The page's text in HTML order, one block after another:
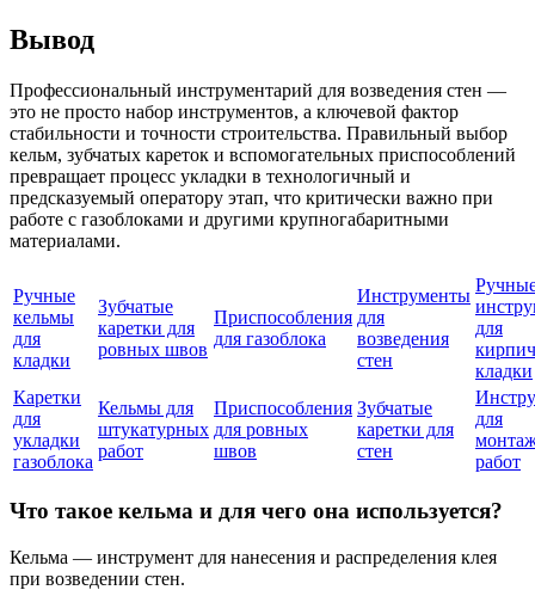
Вывод
Профессиональный инструментарий для возведения стен —
это не просто набор инструментов, а ключевой фактор
стабильности и точности строительства. Правильный выбор
кельм, зубчатых кареток и вспомогательных приспособлений
превращает процесс укладки в технологичный и
предсказуемый оператору этап, что критически важно при
работе с газоблоками и другими крупногабаритными
материалами.
Ручные
кельмы
для
кладки
Зубчатые
каретки для
ровных швов
Приспособления
для газоблока
Инструменты
для
возведения
стен
для
кладки
Каретки
для
укладки
газоблока
Кельмы для
штукатурных
работ
Приспособления
для ровных
швов
Зубчатые
каретки для
стен
для
работ
Что такое кельма и для чего она используется?
Кельма — инструмент для нанесения и распределения клея
при возведении стен.